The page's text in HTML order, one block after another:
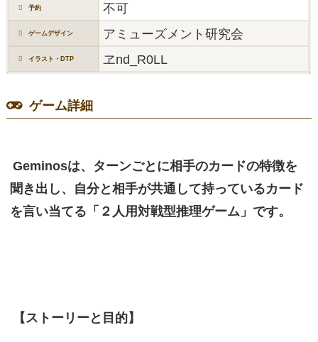
予約 不可
ゲームデザイン アミューズメント研究会
イラスト・DTP ヱnd_R0LL
ゲーム詳細
Geminosは、ターンごとに相手のカードの特徴を
聞き出し、自分と相手が共通して持っているカード
を言い当てる「２人用対戦型推理ゲーム」です。
【ストーリーと目的】